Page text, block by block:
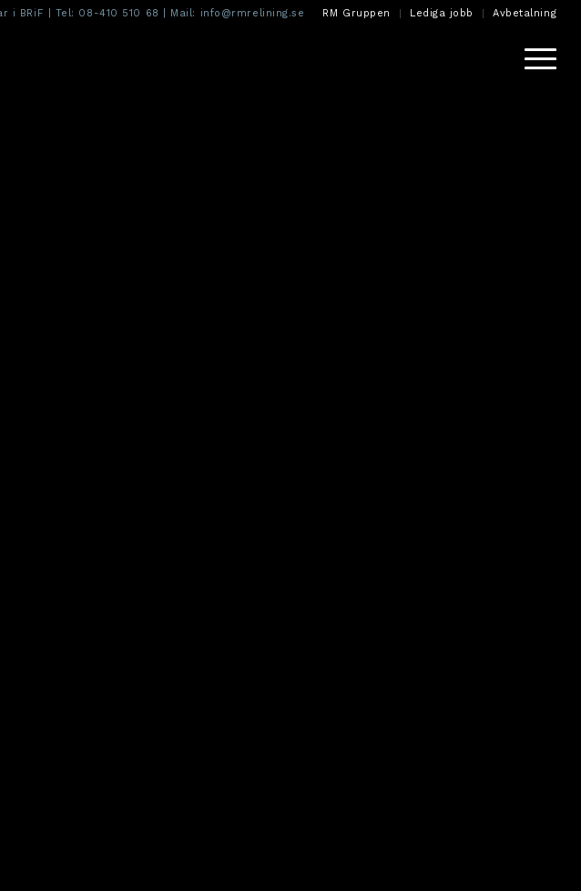
RM Gruppen Lediga jobb Avbetalning
i BRiF | Tel: 08-410 510 68 | Mail: info@rmrelining.se